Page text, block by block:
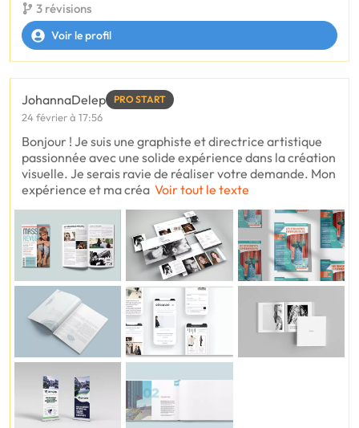
3 révisions
Voir le profil
JohannaDelep PRO START
24 février à 17:56
Bonjour ! Je suis une graphiste et directrice artistique
passionnée avec une solide expérience dans la création
visuelle. Je serais ravie de réaliser votre demande. Mon
expérience et ma créa Voir tout le texte